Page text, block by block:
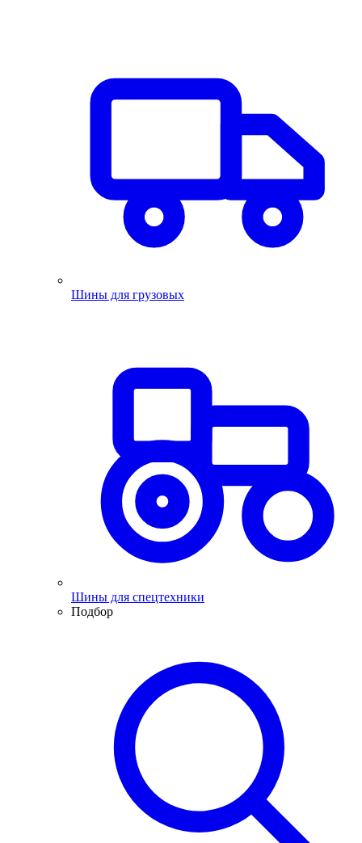
Шины для грузовых
Шины для спецтехники
Подбор